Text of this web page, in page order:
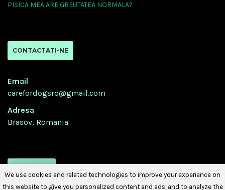
PISICA MEA ARE GREUTATEA NORMALA?
CONTACTATI-NE
Email
carefordogsro@gmail.com
Adresa
Brasov, Romania
We use cookies and related technologies to improve your experience on
this website to give you personalized content and ads, and to analyze the